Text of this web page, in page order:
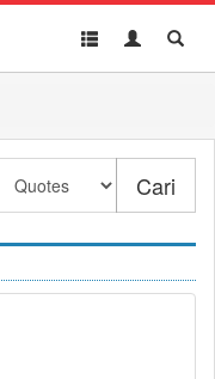
Toggle
Toggle
Cari